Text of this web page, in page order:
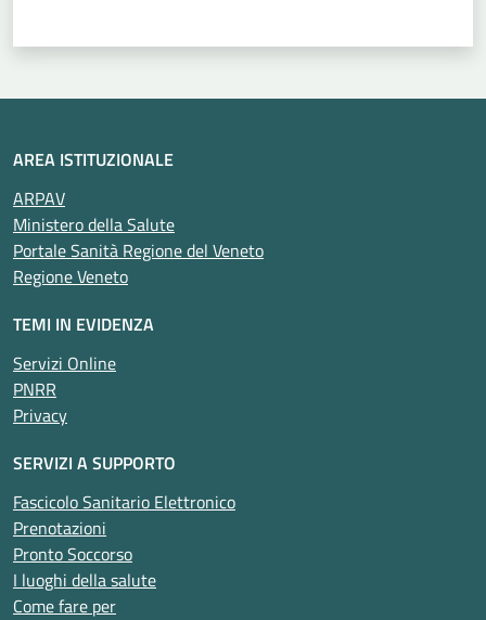
AREA ISTITUZIONALE
ARPAV
Ministero della Salute
Portale Sanità Regione del Veneto
Regione Veneto
TEMI IN EVIDENZA
Servizi Online
PNRR
Privacy
SERVIZI A SUPPORTO
Fascicolo Sanitario Elettronico
Prenotazioni
Pronto Soccorso
I luoghi della salute
Come fare per